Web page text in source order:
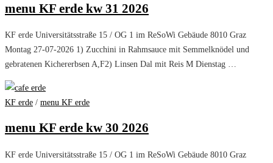
menu KF erde kw 31 2026
KF erde Universitätsstraße 15 / OG 1 im ReSoWi Gebäude 8010 Graz
Montag 27-07-2026 1) Zucchini in Rahmsauce mit Semmelknödel und
gebratenen Kichererbsen A,F2) Linsen Dal mit Reis M Dienstag …
KF erde / menu KF erde
menu KF erde kw 30 2026
KF erde Universitätsstraße 15 / OG 1 im ReSoWi Gebäude 8010 Graz